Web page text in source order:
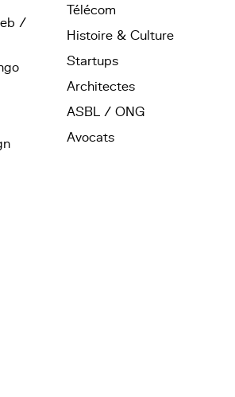
/
Télécom
Histoire & Culture
Startups
Architectes
ASBL / ONG
Avocats